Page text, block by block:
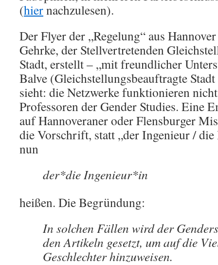
(hiernachzulesen).
Der Flyer der „Regelung“ aus
Gehrke, der Stellvertretenden
Stadt, erstellt – „mit freundlicher
Balve (Gleichstellungsbeauftragte
sieht: die Netzwerke funktionieren
Professoren der Gender Studies. Eine
auf Hannoveraner oder Flensburger
die Vorschrift, statt „der Ingenieur / die
nun
der*die Ingenieur*in
heißen. Die Begründung:
In solchen Fällen wird der
den Artikeln gesetzt, um auf die
Geschlechter hinzuweisen.